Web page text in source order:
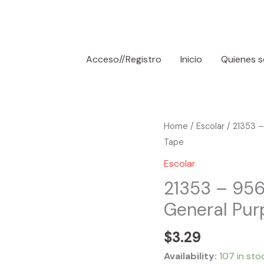
Acceso//Registro
Inicio Quienes
Home / Escolar/ 21353 –
Tape
Escolar
21353 –
General
$3.29
Availability: 107 in
21353
-
956
1.88"
X
(60
Yards)